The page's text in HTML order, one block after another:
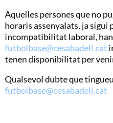
Aquelles persones que no
horaris assenyalats, ja sigui
incompatibilitat laboral, han
futbolbase@cesabadell.cat
tenen disponibilitat per
Qualsevol dubte que
futbolbase@cesabadell.cat